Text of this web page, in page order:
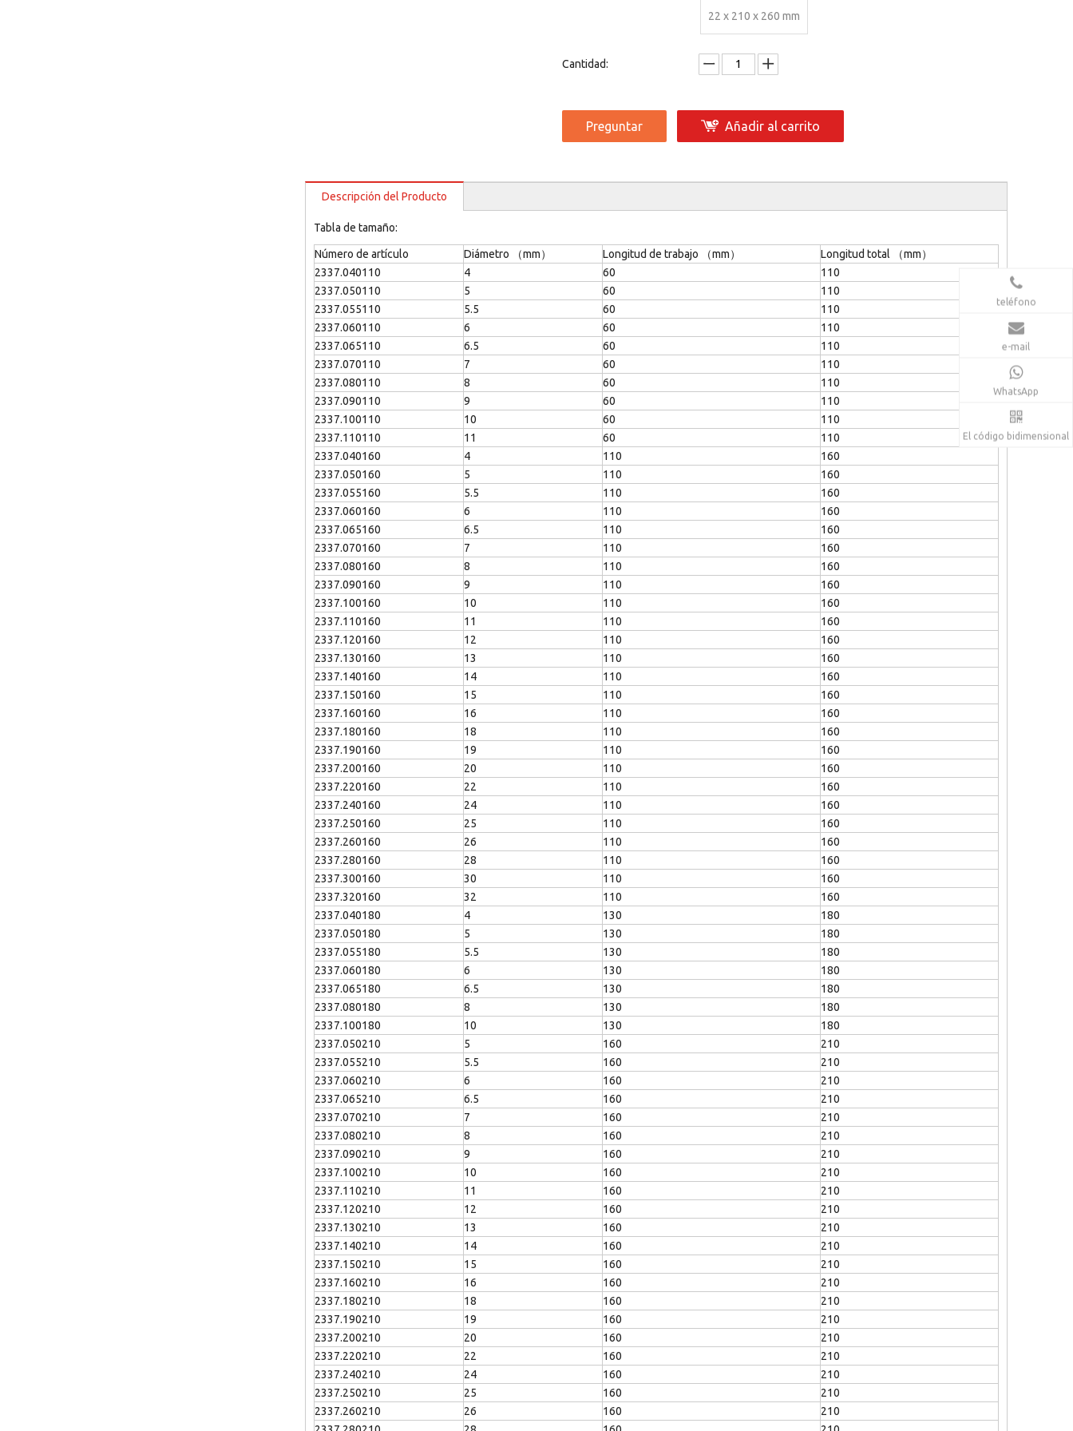
22 x 210 x 260 mm
Cantidad:
Preguntar Añadir al carrito
Descripción del Producto
Tabla de tamaño:
Número de artículo Diámetro （mm） Longitud de trabajo （mm）
Longitud total （mm）
2337.040110
4 60
110
2337.050110
5 60
110
2337.055110
5.5 60
110
2337.060110
6 60
110
2337.065110
6.5 60
110
2337.070110
7 60
110
2337.080110
8 60
110
2337.090110
9 60
110
2337.100110
10 60
110
2337.110110
11 60
110
2337.040160
4 110
160
2337.050160
5 110
160
2337.055160
5.5 110
160
2337.060160
6 110
160
2337.065160
6.5 110
160
2337.070160
7 110
160
2337.080160
8 110
160
2337.090160
9 110
160
2337.100160
10 110
160
2337.110160
11 110
160
2337.120160
12 110
160
2337.130160
13 110
160
2337.140160
14 110
160
2337.150160
15 110
160
2337.160160
16 110
160
2337.180160
18 110
160
2337.190160
19 110
160
2337.200160
20 110
160
2337.220160
22 110
160
2337.240160
24 110
160
2337.250160
25 110
160
2337.260160
26 110
160
2337.280160
28 110
160
2337.300160
30 110
160
2337.320160
32 110
160
2337.040180
4 130
180
2337.050180
5 130
180
2337.055180
5.5 130
180
2337.060180
6 130
180
2337.065180
6.5 130
180
2337.080180
8 130
180
2337.100180
10 130
180
2337.050210
5 160
210
2337.055210
5.5 160
210
2337.060210
6 160
210
2337.065210
6.5 160
210
2337.070210
7 160
210
2337.080210
8 160
210
2337.090210
9 160
210
2337.100210
10 160
210
2337.110210
11 160
210
2337.120210
12 160
210
2337.130210
13 160
210
2337.140210
14 160
210
2337.150210
15 160
210
2337.160210
16 160
210
2337.180210
18 160
210
2337.190210
19 160
210
2337.200210
20 160
210
2337.220210
22 160
210
2337.240210
24 160
210
2337.250210
25 160
210
2337.260210
26 160
210
teléfono
e-mail
WhatsApp
El código bidimensional